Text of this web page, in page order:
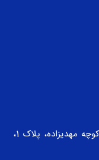
تهران، میدان انقلاب، ابتدای کارگر جنوبی، کوچه مهدیزاده، پلاک 1،